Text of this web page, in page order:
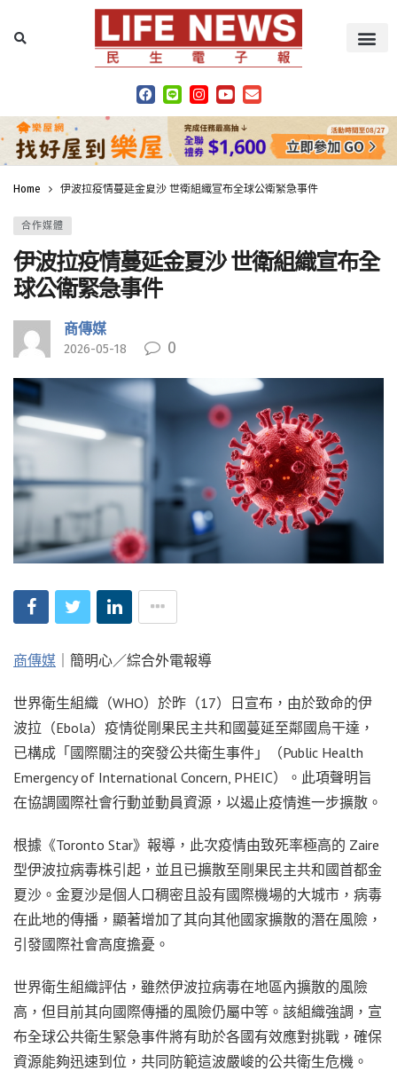
Home 伊波拉疫情蔓延金夏沙 世衛組織宣布全球公衛緊急事件
合作媒體
伊波拉疫情蔓延金夏沙 世衛組織宣布全
球公衛緊急事件
商傳媒
2026-05-18 0
商傳媒 ｜簡明心／綜合外電報導
世界衛生組織（WHO）於昨（17）日宣布，由於致命的伊
波拉（Ebola）疫情從剛果民主共和國蔓延至鄰國烏干達，
已構成「國際關注的突發公共衛生事件」（Public Health
Emergency of International Concern, PHEIC）。此項聲明旨
在協調國際社會行動並動員資源，以遏止疫情進一步擴散。
根據《Toronto Star》報導，此次疫情由致死率極高的 Zaire
型伊波拉病毒株引起，並且已擴散至剛果民主共和國首都金
夏沙。金夏沙是個人口稠密且設有國際機場的大城市，病毒
在此地的傳播，顯著增加了其向其他國家擴散的潛在風險，
引發國際社會高度擔憂。
世界衛生組織評估，雖然伊波拉病毒在地區內擴散的風險
高，但目前其向國際傳播的風險仍屬中等。該組織強調，宣
布全球公共衛生緊急事件將有助於各國有效應對挑戰，確保
資源能夠迅速到位，共同防範這波嚴峻的公共衛生危機。